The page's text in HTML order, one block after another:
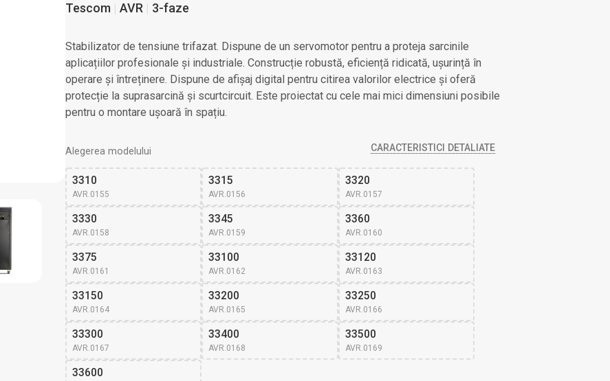
Tescom AVR 3-faze
Stabilizator de tensiune trifazat. Dispune de un servomotor pentru a proteja sarcinile
aplicațiilor profesionale și industriale. Construcție robustă, eficiență ridicată, ușurință în
operare și întreținere. Dispune de afișaj digital pentru citirea valorilor electrice și oferă
protecție la suprasarcină și scurtcircuit. Este proiectat cu cele mai mici dimensiuni posibile
pentru o montare ușoară în spațiu.
Alegerea modelului CARACTERISTICI DETALIATE
3310
AVR.0155
3315
AVR.0156
3320
AVR.0157
3330
AVR.0158
3345
AVR.0159
3360
AVR.0160
3375
AVR.0161
33100
AVR.0162
33120
AVR.0163
33150
AVR.0164
33200
AVR.0165
33250
AVR.0166
33300
AVR.0167
33400
AVR.0168
33500
AVR.0169
33600